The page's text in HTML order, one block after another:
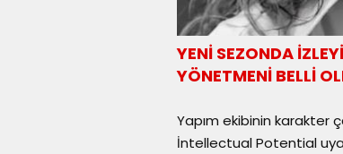
YENİ SEZONDA
YÖNETMENİ BELLİ
Yapım ekibinin karakter
İntellectual Potential